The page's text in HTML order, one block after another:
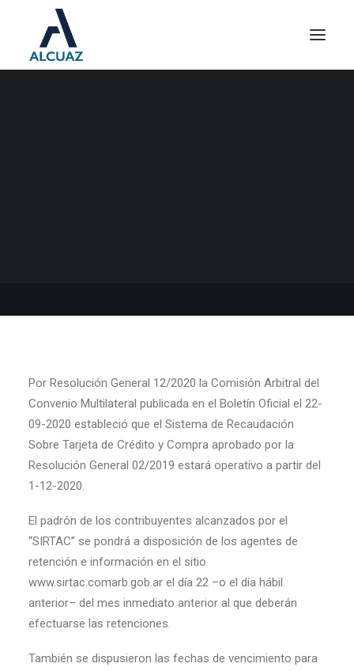
Por Resolución General 12/2020 la Comisión Arbitral del
Convenio Multilateral publicada en el Boletín Oficial el 22-
09-2020 estableció que el Sistema de Recaudación
Sobre Tarjeta de Crédito y Compra aprobado por la
Resolución General 02/2019 estará operativo a partir del
1-12-2020.
El padrón de los contribuyentes alcanzados por el
“SIRTAC” se pondrá a disposición de los agentes de
retención e información en el sitio
www.sirtac.comarb.gob.ar el día 22 –o el día hábil
anterior– del mes inmediato anterior al que deberán
efectuarse las retenciones.
También se dispusieron las fechas de vencimiento para